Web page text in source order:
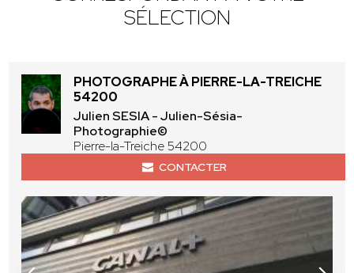
SÉLECTION
PHOTOGRAPHE À PIERRE-LA-TREICHE
54200
Julien SESIA - Julien-Sésia-
Photographie©
Pierre-la-Treiche 54200
CONTACTER